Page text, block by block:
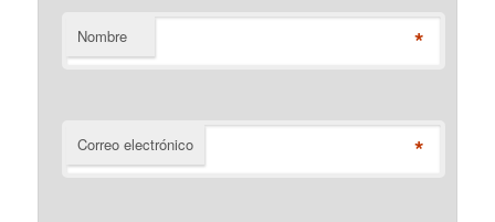
Nombre *
Correo electrónico *